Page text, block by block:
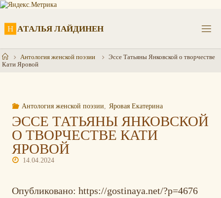
Перейти
Н АТАЛЬЯ ЛАЙДИНЕН
ГлавнаяАнтология женской поэзии
Эссе Татьяны Янковской о творчестве
Кати Яровой
Антология женской поэзии Яровая Екатерина
ЭССЕ ТАТЬЯНЫ ЯНКОВСКОЙ
О ТВОРЧЕСТВЕ КАТИ
ЯРОВОЙ
14.04.2024
Опубликовано: https://gostinaya.net/?p=4676